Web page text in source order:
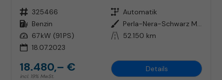
Fahrzeugnr. 325466 Getriebe Automatik
Kraftstoff Benzin Außenfarbe
Perla-Nera-Schwarz Metallic
Leistung 67 kW (91 PS) Kilometerstand 52.150 km
18.07.2023
18.480,– €
incl. 19% MwSt.
Details